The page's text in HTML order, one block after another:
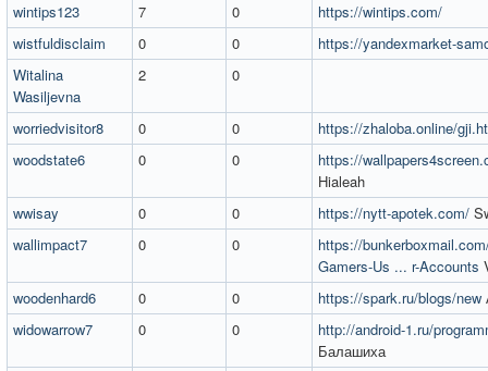
wintips123
7 0
https://wintips.com/
wistfuldisclaim
0 0
https://yandexmarket-
Witalina
Wasiljevna
2 0
worriedvisitor8 0 0
https://zhaloba.online/
woodstate6
0 0
https://
Hialeah
wwisay
0 0 https://nytt-apotek.com/
wallimpact7
0 0
https://
Gamers-Us ... r-Accounts
woodenhard6
0 0 https://spark.ru/blogs/new
widowarrow7
0 0
http://android-1.ru/
Балашиха